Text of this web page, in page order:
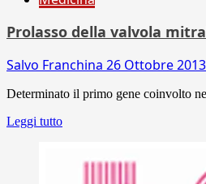
Prolasso della valvola
Salvo Franchina 26 Ottobre 2013
Determinato il primo gene coinvolto
Leggi tutto